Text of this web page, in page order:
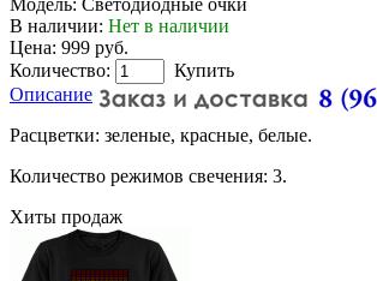
В наличии: Нет в наличии
Цена: 999 руб.
Количество:
Купить
Описание
Расцветки: зеленые, красные, белые.
Количество режимов свечения: 3.
Хиты продаж